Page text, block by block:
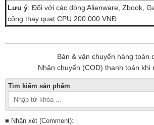
Lưu ý: Đối với các dòng Alienware, Zbook,
công thay quạt CPU 200.000 VNĐ
Bán & vận chuyển hàng toàn
Nhận chuyển (COD) thanh toán khi
Tìm kiếm sản phẩm
■ Nhận xét (Comment):